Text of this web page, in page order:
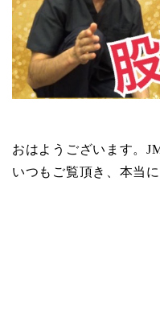
おはようございます。
いつもご覧頂き、本当